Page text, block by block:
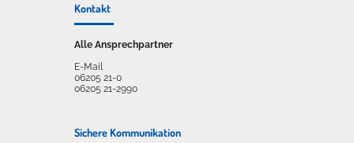
Kontakt
Alle Ansprechpartner
E-Mail
06205 21-0
06205 21-2990
Sichere Kommunikation